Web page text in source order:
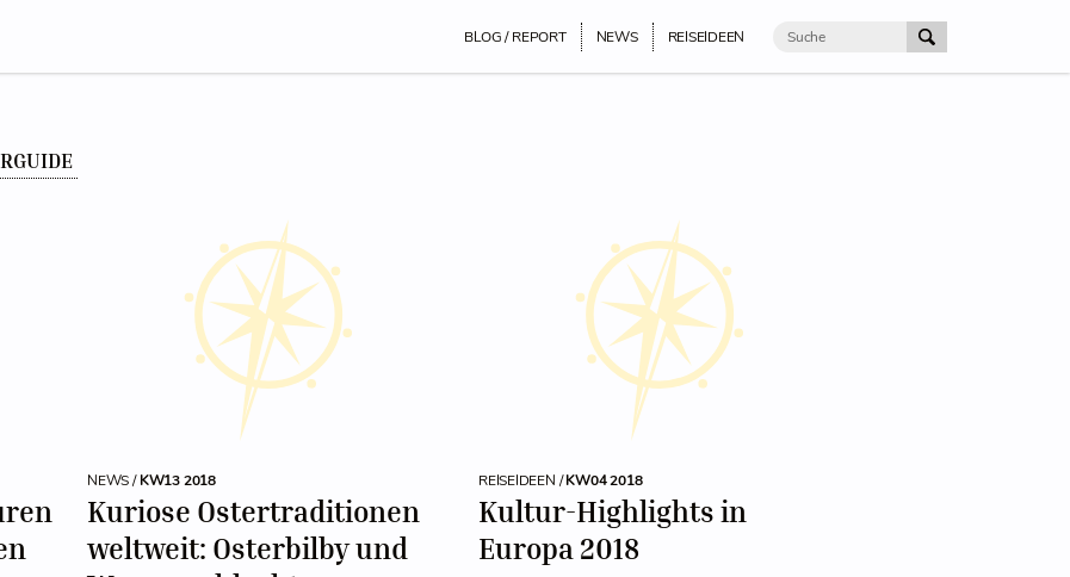
BLOG / REPORT NEWS REISEIDEEN
NEWS /KW13 2018
Kuriose Ostertraditionen
weltweit: Osterbilby und
REISEIDEEN /KW04 2018
Kultur-Highlights in
Europa 2018